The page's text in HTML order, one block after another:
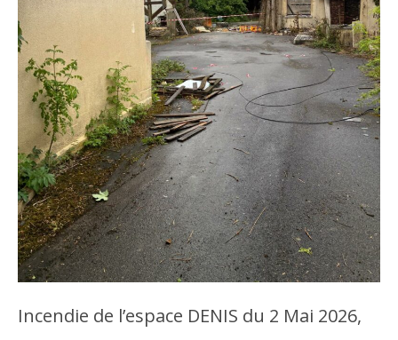
Incendie de l’espace DENIS du 2 Mai 2026,